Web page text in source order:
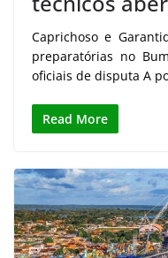
Caprichoso e
preparatórias no
oficiais de disputa A
Read More